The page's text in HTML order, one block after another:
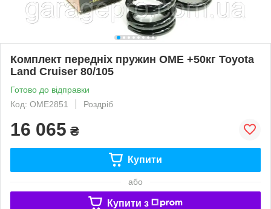
Комплект передніх пружин OME +50кг Toyota
Land Cruiser 80/105
Готово до відправки
Код: OME2851
Роздріб
16 065 ₴
Купити
або
Купити з